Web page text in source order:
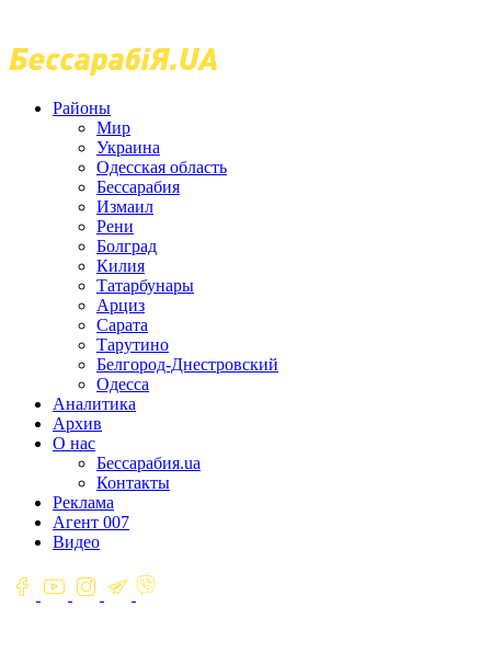
Районы
Мир
Украина
Одесская область
Бессарабия
Измаил
Рени
Болград
Килия
Татарбунары
Арциз
Сарата
Тарутино
Белгород-Днестровский
Одесса
Аналитика
Архив
О нас
Бессарабия.ua
Контакты
Реклама
Агент 007
Видео